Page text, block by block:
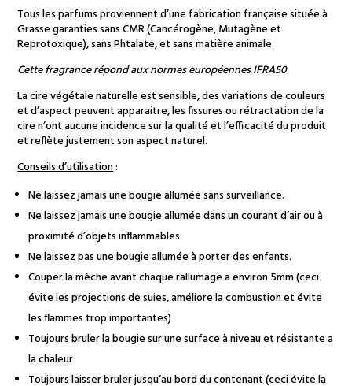
Tous les parfums proviennent d’une fabrication française située à
Grasse garanties sans CMR (Cancérogène, Mutagène et
Reprotoxique), sans Phtalate, et sans matière animale.
Cette fragrance répond aux normes européennes IFRA50
La cire végétale naturelle est sensible, des variations de couleurs
et d’aspect peuvent apparaitre, les fissures ou rétractation de la
cire n’ont aucune incidence sur la qualité et l’efficacité du produit
et reflète justement son aspect naturel.
Conseils d’utilisation:
Ne laissez jamais une bougie allumée sans surveillance.
Ne laissez jamais une bougie allumée dans un courant d’air ou à
proximité d’objets inflammables.
Ne laissez pas une bougie allumée à porter des enfants.
Couper la mèche avant chaque rallumage a environ 5mm (ceci
évite les projections de suies, améliore la combustion et évite
les flammes trop importantes)
Toujours bruler la bougie sur une surface à niveau et résistante a
la chaleur
Toujours laisser bruler jusqu’au bord du contenant (ceci évite la